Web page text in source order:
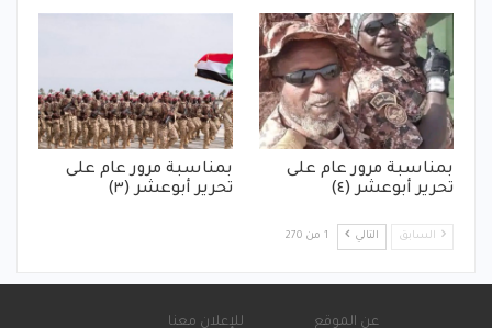
بمناسبة مرور عام على
تحرير أبوعشر (٤)
بمناسبة مرور عام على
تحرير أبوعشر (٣)
السابق التالي 1 من 270
عن الموقع للإعلان معنا